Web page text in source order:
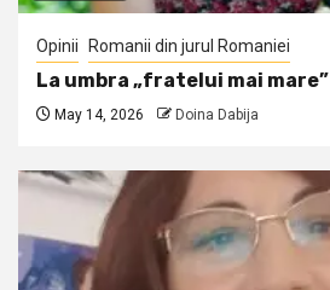
Opinii Romanii din jurul Romaniei
La umbra „fratelui mai mare”
May 14, 2026 Doina Dabija